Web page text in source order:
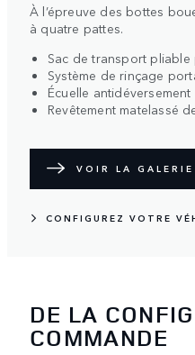
À l’épreuve des bottes
à quatre pattes.
Sac de transport
Système de rinçage
Écuelle antidéversement
Revêtement matelassé
VOIR LA GALERIE
CONFIGUREZ VOTRE
DE LA
COMMANDE